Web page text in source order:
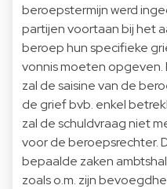
beroepstermijn werd
partijen voortaan bij het
beroep hun specifieke
vonnis moeten opgeven.
zal de saisine van de
de grief bvb. enkel
zal de schuldvraag niet
voor de beroepsrechter.
bepaalde zaken
zoals o.m. zijn